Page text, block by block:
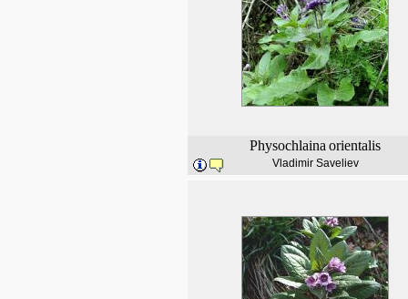
Physochlaina orientalis
Vladimir Saveliev